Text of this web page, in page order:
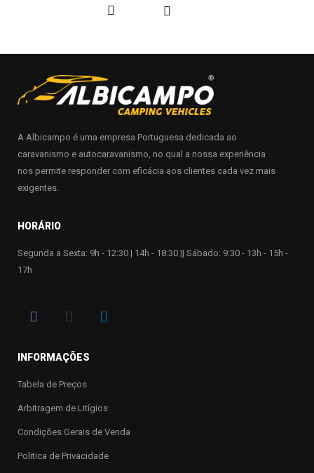
A Albicampo é uma empresa Portuguesa dedicada ao
caravanismo e autocaravanismo, no qual a nossa experiência
nos permite responder com eficácia aos clientes cada vez mais
exigentes.
HORÁRIO
Segunda a Sexta: 9h - 12:30 | 14h - 18:30 || Sábado: 9:30 - 13h - 15h -
17h
INFORMAÇÕES
Tabela de Preços
Arbitragem de Litígios
Condições Gerais de Venda
Politica de Privacidade